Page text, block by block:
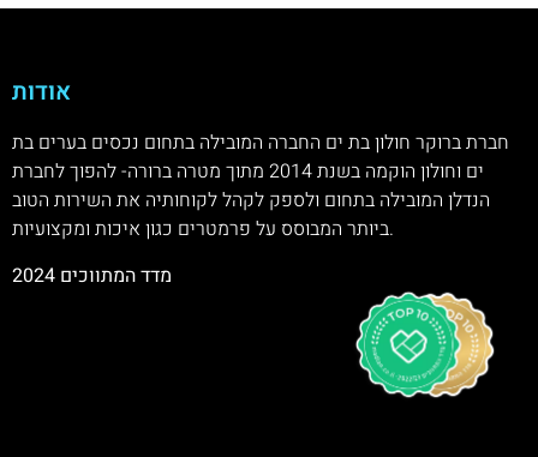
אודות
חברת ברוקר חולון בת ים החברה המובילה בתחום נכסים בערים בת
ים וחולון הוקמה בשנת 2014 מתוך מטרה ברורה- להפוך לחברת
הנדלן המובילה בתחום ולספק לקהל לקוחותיה את השירות הטוב
ביותר המבוסס על פרמטרים כגון איכות ומקצועיות.